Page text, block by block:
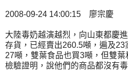
2008-09-24 14:00:15 廖宗慶
大陸毒奶越演越烈，向山東都慶
存貨，已經賣出260.5噸，遍及
27噸，雙葉食品也買3噸，但雙
檢驗證明，說他們的商品都沒有